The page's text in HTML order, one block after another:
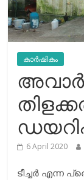
കാർഷികം
6 April 2020
ടീച്ചർ എന്ന